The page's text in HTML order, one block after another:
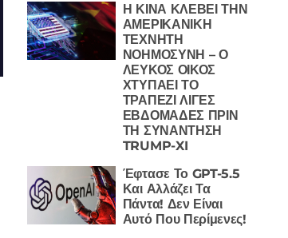
Η ΚΙΝΑ ΚΛΕΒΕΙ ΤΗΝ
ΑΜΕΡΙΚΑΝΙΚΗ
ΤΕΧΝΗΤΗ
ΝΟΗΜΟΣΥΝΗ – Ο
ΛΕΥΚΟΣ ΟΙΚΟΣ
ΧΤΥΠΑΕΙ ΤΟ
ΤΡΑΠΕΖΙ ΛΙΓΕΣ
ΕΒΔΟΜΑΔΕΣ ΠΡΙΝ
ΤΗ ΣΥΝΑΝΤΗΣΗ
TRUMP-XI
Έφτασε Το GPT-5.5
Και Αλλάζει Τα
Πάντα! Δεν Είναι
Αυτό Που Περίμενες!